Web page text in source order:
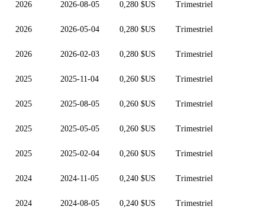
2026 2026-08-05 0,280 $US Trimestriel
2026 2026-05-04 0,280 $US Trimestriel
2026 2026-02-03 0,280 $US Trimestriel
2025 2025-11-04 0,260 $US Trimestriel
2025 2025-08-05 0,260 $US Trimestriel
2025 2025-05-05 0,260 $US Trimestriel
2025 2025-02-04 0,260 $US Trimestriel
2024 2024-11-05 0,240 $US Trimestriel
2024 2024-08-05 0,240 $US Trimestriel